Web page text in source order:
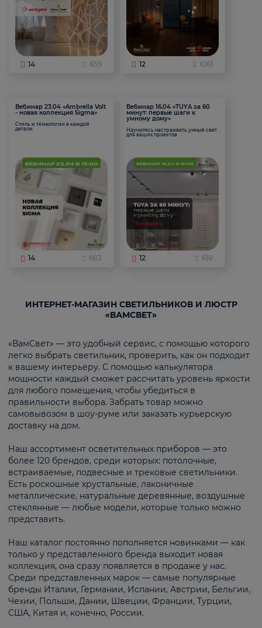
14 659 12 1061
Вебинар 23.04 «Ambrella Volt
- новая коллекция Sigma»
Стиль и технологии в каждой
детали
14 683
Вебинар 16.04 «TUYA за 60
минут: первые шаги к
умному дому»
Научитесь настраивать умный свет
для ваших проектов
12 618
ИНТЕРНЕТ-МАГАЗИН СВЕТИЛЬНИКОВ И ЛЮСТР
«ВАМСВЕТ»
«ВамСвет» — это удобный сервис, с помощью которого
легко выбрать светильник, проверить, как он подходит
к вашему интерьеру. С помощью калькулятора
мощности каждый сможет рассчитать уровень яркости
для любого помещения, чтобы убедиться в
правильности выбора. Забрать товар можно
самовывозом в шоу-руме или заказать курьерскую
доставку на дом.
Наш ассортимент осветительных приборов — это
более 120 брендов, среди которых: потолочные,
встраиваемые, подвесные и трековые светильники.
Есть роскошные хрустальные, лаконичные
металлические, натуральные деревянные, воздушные
стеклянные — любые модели, которые только можно
представить.
Наш каталог постоянно пополняется новинками — как
только у представленного бренда выходит новая
коллекция, она сразу появляется в продаже у нас.
Среди представленных марок — самые популярные
бренды Италии, Германии, Испании, Австрии, Бельгии,
Чехии, Польши, Дании, Швеции, Франции, Турции,
США, Китая и, конечно, России.